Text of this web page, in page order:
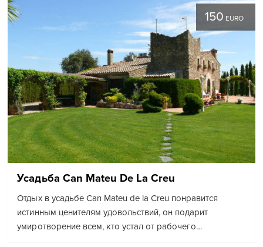
150 EURO
Усадьба Can Mateu De La Creu
Отдых в усадьбе Can Mateu de la Creu понравится
истинным ценителям удовольствий, он подарит
умиротворение всем, кто устал от рабочего…